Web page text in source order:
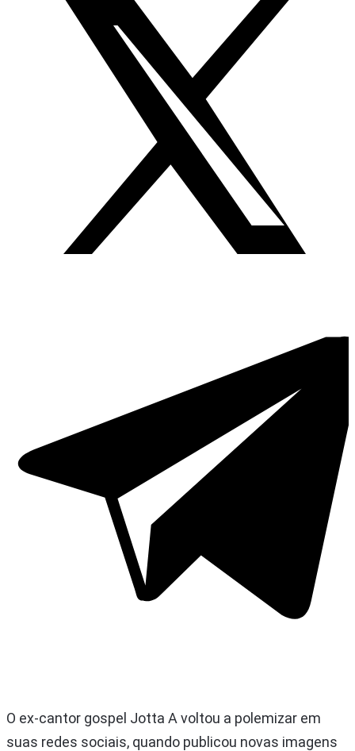
O ex-cantor gospel Jotta A voltou a polemizar em
suas redes sociais, quando publicou novas imagens